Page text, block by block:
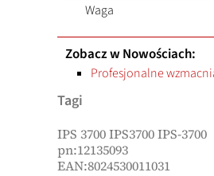
Waga
Zobacz w Nowościach:
Profesjonalne
Tagi
IPS 3700 IPS3700 IPS-3700
pn:12135093
EAN:8024530011031